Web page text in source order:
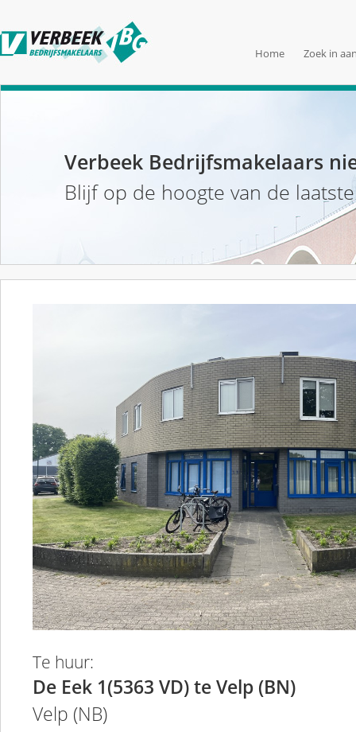
Home Zoek in
Verbeek Bedrijfsmakelaars
Blijf op de hoogte van de
Te huur:
De Eek 1(5363 VD) te Velp (BN)
Velp (NB)